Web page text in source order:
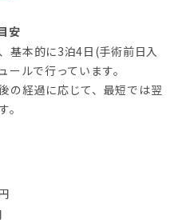
安
基本的に3泊4日(手術前日入
ルで行っています。
の経過に応じて、最短では翌